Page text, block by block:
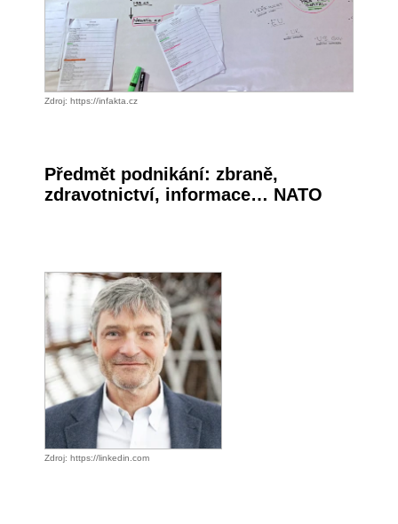
Zdroj: https://infakta.cz
Předmět podnikání: zbraně,
zdravotnictví, informace… NATO
Zdroj: https://linkedin.com